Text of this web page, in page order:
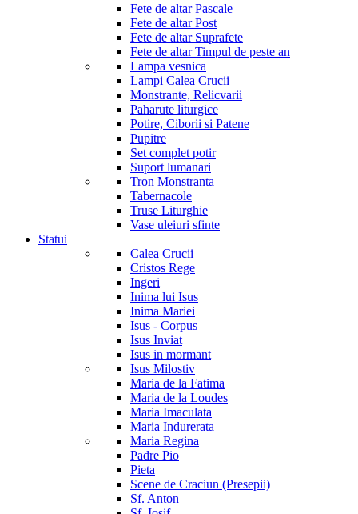
Fete de altar Pascale
Fete de altar Post
Fete de altar Suprafete
Fete de altar Timpul de peste an
Lampa vesnica
Lampi Calea Crucii
Monstrante, Relicvarii
Paharute liturgice
Potire, Ciborii si Patene
Pupitre
Set complet potir
Suport lumanari
Tron Monstranta
Tabernacole
Truse Liturghie
Vase uleiuri sfinte
Statui
Calea Crucii
Cristos Rege
Ingeri
Inima lui Isus
Inima Mariei
Isus - Corpus
Isus Inviat
Isus in mormant
Isus Milostiv
Maria de la Fatima
Maria de la Loudes
Maria Imaculata
Maria Indurerata
Maria Regina
Padre Pio
Pieta
Scene de Craciun (Presepii)
Sf. Anton